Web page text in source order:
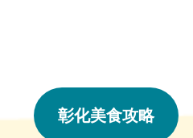
彰化美食攻略